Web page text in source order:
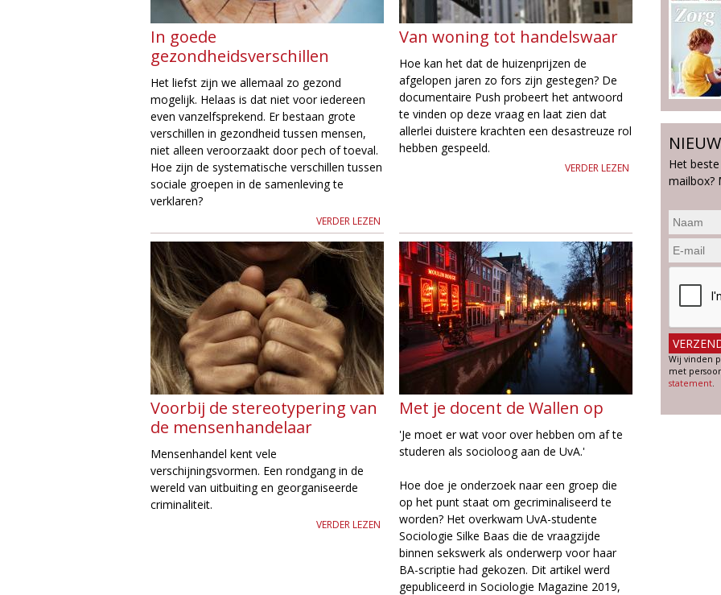
g
i
e
M
a
g
a
z
i
n
e
In goede
gezondheidsverschillen
Het liefst zijn we allemaal zo gezond
mogelijk. Helaas is dat niet voor iedereen
even vanzelfsprekend. Er bestaan grote
verschillen in gezondheid tussen mensen,
niet alleen veroorzaakt door pech of toeval.
Hoe zijn de systematische verschillen tussen
sociale groepen in de samenleving te
verklaren?
VERDER LEZEN
Van woning tot handelswaar
Hoe kan het dat de huizenprijzen de
afgelopen jaren zo fors zijn gestegen? De
documentaire Push probeert het antwoord
te vinden op deze vraag en laat zien dat
allerlei duistere krachten een desastreuze rol
hebben gespeeld.
VERDER LEZEN
Voorbij de stereotypering van
de mensenhandelaar
Mensenhandel kent vele
verschijningsvormen. Een rondgang in de
wereld van uitbuiting en georganiseerde
criminaliteit.
VERDER LEZEN
Met je docent de Wallen op
'Je moet er wat voor over hebben om af te
studeren als socioloog aan de UvA.'
Hoe doe je onderzoek naar een groep die
op het punt staat om gecriminaliseerd te
worden? Het overkwam UvA-studente
Sociologie Silke Baas die de vraagzijde
binnen sekswerk als onderwerp voor haar
BA-scriptie had gekozen. Dit artikel werd
gepubliceerd in Sociologie Magazine 2019,
Het
mailbox?
Wij vinden
met
statement.